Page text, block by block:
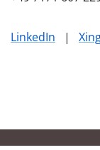
LinkedIn |